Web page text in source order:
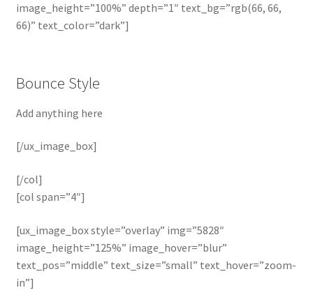
image_height=”100%” depth=”1″ text_bg=”rgb(66, 66,
66)” text_color=”dark”]
Bounce Style
Add anything here
[/ux_image_box]
[/col]
[col span=”4″]
[ux_image_box style=”overlay” img=”5828″
image_height=”125%” image_hover=”blur”
text_pos=”middle” text_size=”small” text_hover=”zoom-
in”]